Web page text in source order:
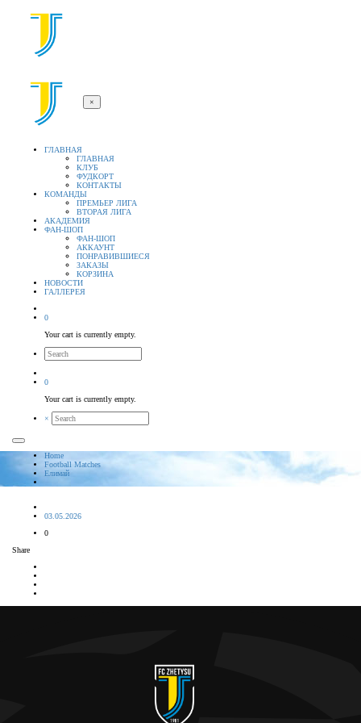
×
ГЛАВНАЯ
ГЛАВНАЯ
КЛУБ
ФУДКОРТ
КОНТАКТЫ
КОМАНДЫ
ПРЕМЬЕР ЛИГА
ВТОРАЯ ЛИГА
АКАДЕМИЯ
ФАН-ШОП
ФАН-ШОП
АККАУНТ
ПОНРАВИВШИЕСЯ
ЗАКАЗЫ
КОРЗИНА
НОВОСТИ
ГАЛЛЕРЕЯ
0
Your cart is currently empty.
0
Your cart is currently empty.
×
Home
Football Matches
Елимай
03.05.2026
0
Share